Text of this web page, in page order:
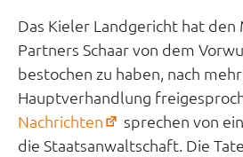
Das Kieler Landgericht hat den
Partners Schaar von dem
bestochen zu haben, nach
Hauptverhandlung
Nachrichten
(öffnet
in
sprechen von
die Staatsanwaltschaft. Die